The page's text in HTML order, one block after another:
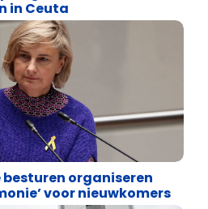
in Ceuta
besturen organiseren
voor nieuwkomers